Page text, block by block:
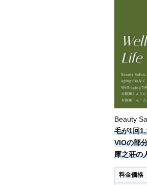
Beauty
毛が1回
VIOの部
庫之荘の
料金価格